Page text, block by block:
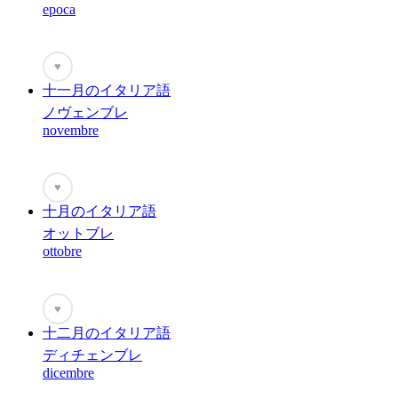
epoca
♥
十一月のイタリア語
ノヴェンブレ
novembre
♥
十月のイタリア語
オットブレ
ottobre
♥
十二月のイタリア語
ディチェンブレ
dicembre